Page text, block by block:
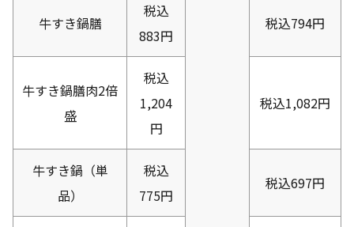
牛すき鍋膳
税込
883円
税込794円
牛すき鍋膳肉2倍
盛
税込
1,204
円
税込1,082円
牛すき鍋（単
品）
税込
775円
税込697円